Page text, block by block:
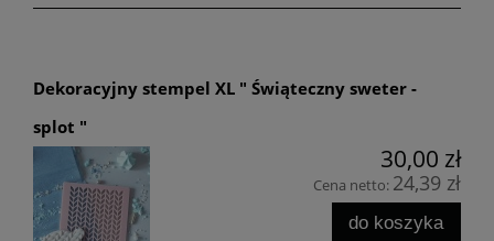
Dekoracyjny stempel XL " Świąteczny sweter -
splot "
30,00 zł
Cena netto: 24,39 zł
do koszyka